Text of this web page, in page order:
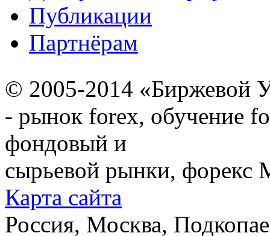
Публикации
Партнёрам
© 2005-2014 «Биржевой
- рынок forex, обучение
фондовый и
сырьевой рынки, форекс
Карта сайта
Россия, Москва,